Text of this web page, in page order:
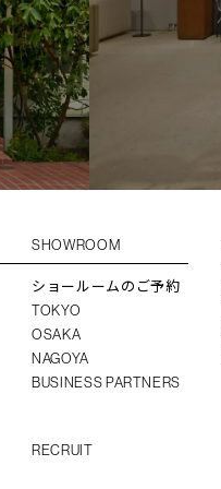
SHOWROOM
ショールームのご予約
TOKYO
OSAKA
NAGOYA
BUSINESS PARTNERS
RECRUIT